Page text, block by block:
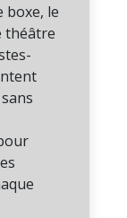
boxe, le
théâtre